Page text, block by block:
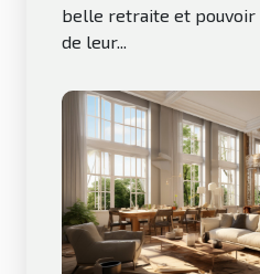
belle retraite et
de leur...